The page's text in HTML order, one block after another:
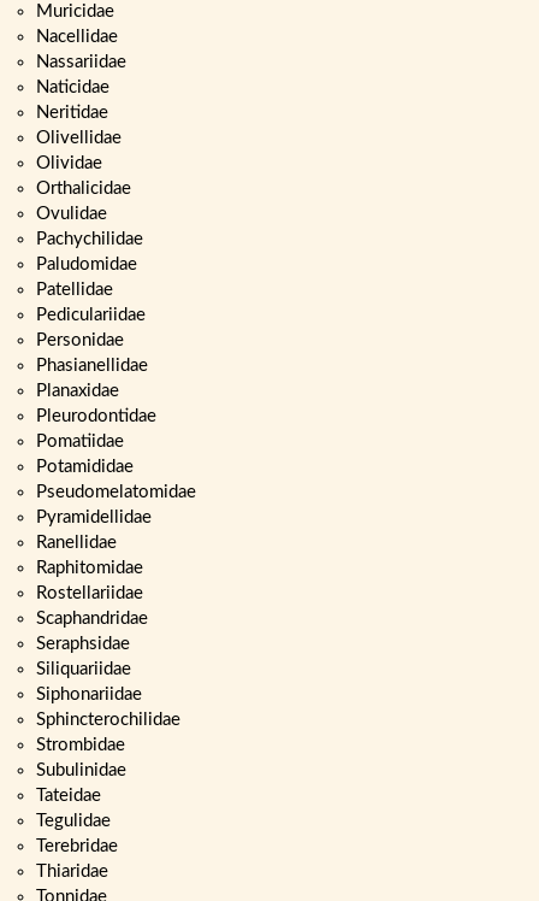
Muricidae
Nacellidae
Nassariidae
Naticidae
Neritidae
Olivellidae
Olividae
Orthalicidae
Ovulidae
Pachychilidae
Paludomidae
Patellidae
Pediculariidae
Personidae
Phasianellidae
Planaxidae
Pleurodontidae
Pomatiidae
Potamididae
Pseudomelatomidae
Pyramidellidae
Ranellidae
Raphitomidae
Rostellariidae
Scaphandridae
Seraphsidae
Siliquariidae
Siphonariidae
Sphincterochilidae
Strombidae
Subulinidae
Tateidae
Tegulidae
Terebridae
Thiaridae
Tonnidae